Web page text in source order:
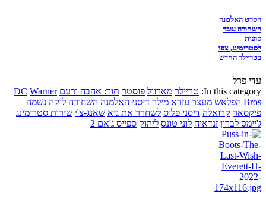
הסרט האלמנה
השחורה עובר
סופית
לסטרימינג, צפו
בטריילר החדש
עדי פרל
In this category: טריילר מארוול פוסטר תור: אהבה ורעם DC Warner
Bros הפלאש מעצר עזרא מילר דיסני האלמנה השחורה לוקה נשמה
פיקסאר קרואלה דיסני פלוס לשחרר את גיא שאנג-צ'י שירות סטרימינג
ג'יימס לברון זנדאיה לוני טונס ליהוק ספייס ג'אם 2